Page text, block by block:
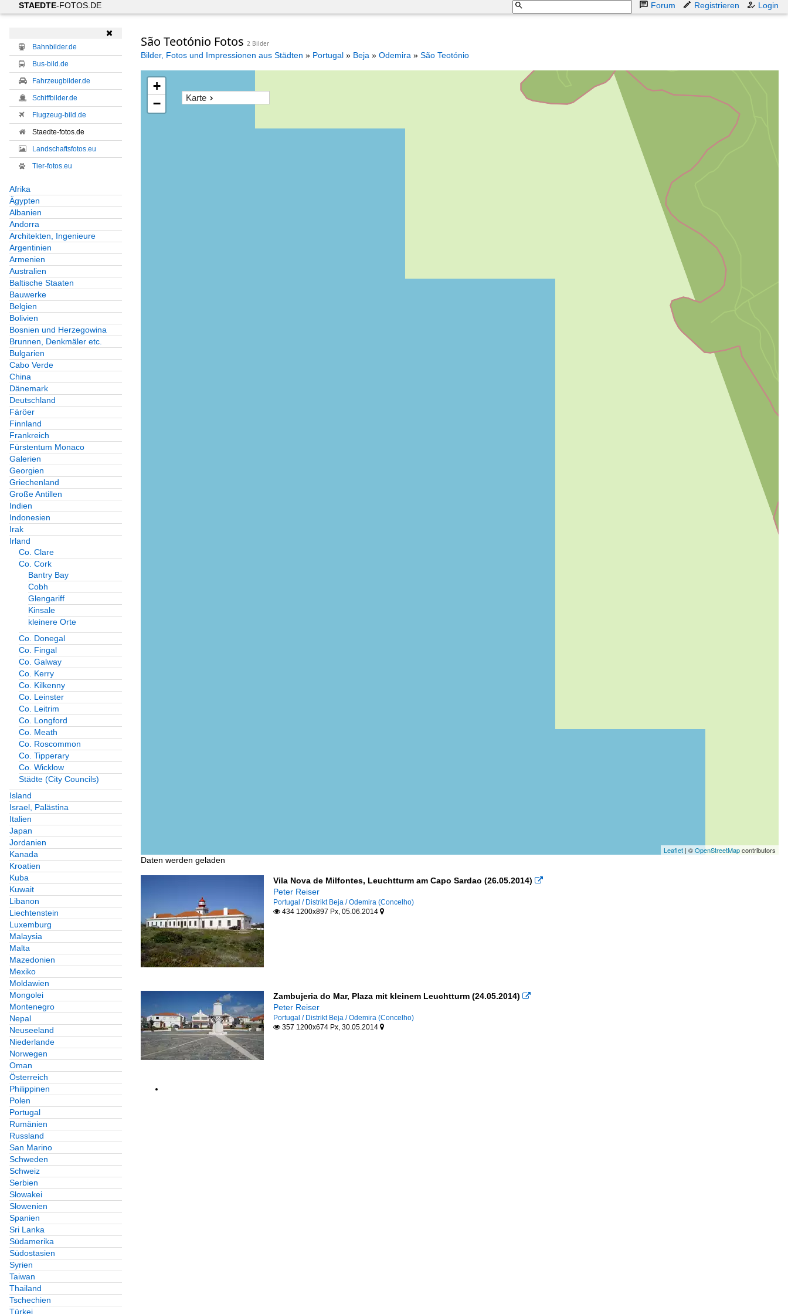
STAEDTE-FOTOS.DE Forum Registrieren Login

Bahnbilder.de
Bus-bild.de
Fahrzeugbilder.de
Schiffbilder.de
Flugzeug-bild.de
Staedte-fotos.de
Landschaftsfotos.eu
Tier-fotos.eu
Afrika
Ägypten
Albanien
Andorra
Architekten, Ingenieure
Argentinien
Armenien
Australien
Baltische Staaten
Bauwerke
Belgien
Bolivien
Bosnien und Herzegowina
Brunnen, Denkmäler etc.
Bulgarien
Cabo Verde
China
Dänemark
Deutschland
Färöer
Finnland
Frankreich
Fürstentum Monaco
Galerien
Georgien
Griechenland
Große Antillen
Indien
Indonesien
Irak
Irland
Co. Clare
Co. Cork
Bantry Bay
Cobh
Glengariff
Kinsale
kleinere Orte
Co. Donegal
Co. Fingal
Co. Galway
Co. Kerry
Co. Kilkenny
Co. Leinster
Co. Leitrim
Co. Longford
Co. Meath
Co. Roscommon
Co. Tipperary
Co. Wicklow
Städte (City Councils)
Island
Israel, Palästina
Italien
Japan
Jordanien
Kanada
Kroatien
Kuba
Kuwait
Libanon
Liechtenstein
Luxemburg
Malaysia
Malta
Mazedonien
Mexiko
Moldawien
Mongolei
Montenegro
Nepal
Neuseeland
Niederlande
Norwegen
Oman
Österreich
Philippinen
Polen
Portugal
Rumänien
Russland
San Marino
Schweden
Schweiz
Serbien
Slowakei
Slowenien
Spanien
Sri Lanka
Südamerika
Südostasien
Syrien
Taiwan
Thailand
Tschechien
Türkei
São Teotónio Fotos 2 Bilder
Bilder, Fotos und Impressionen aus Städten » Portugal» Beja » Odemira » São Teotónio
Karte
+
−
Leaflet | ©OpenStreetMapcontributors
Daten werden geladen
Vila Nova de Milfontes, Leuchtturm am Capo Sardao (26.05.2014) 
Peter Reiser
Portugal / Distrikt Beja / Odemira (Concelho)
434 1200x897 Px, 05.06.2014 
Zambujeria do Mar, Plaza mit kleinem Leuchtturm (24.05.2014) 
Peter Reiser
Portugal / Distrikt Beja / Odemira (Concelho)
357 1200x674 Px, 30.05.2014 